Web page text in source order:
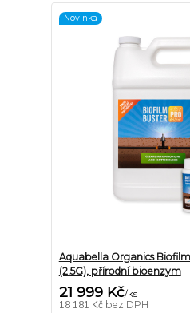
Novinka
Aquabella Organics
(2.5G), přírodní bioenzym
21 999 Kč/ks
18 181 Kč bez DPH